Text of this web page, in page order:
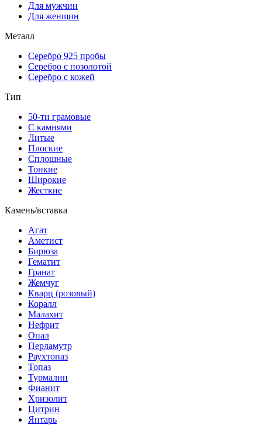
Для мужчин
Для женщин
Металл
Серебро 925 пробы
Серебро с позолотой
Серебро с кожей
Тип
50-ти грамовые
С камнями
Литые
Плоские
Сплошные
Тонкие
Широкие
Жесткие
Камень/вставка
Агат
Аметист
Бирюза
Гематит
Гранат
Жемчуг
Кварц (розовый)
Коралл
Малахит
Нефрит
Опал
Перламутр
Раухтопаз
Топаз
Турмалин
Фианит
Хризолит
Цитрин
Янтарь